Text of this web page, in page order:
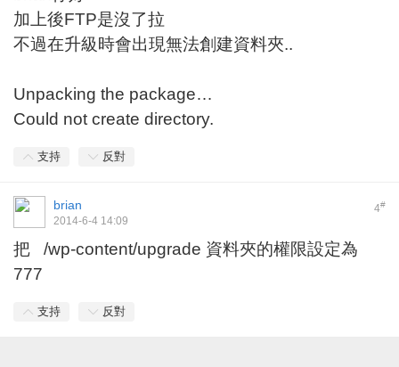
加上後FTP是沒了拉
不過在升級時會出現無法創建資料夾..
Unpacking the package…
Could not create directory.
支持 反對
4#
brian
2014-6-4 14:09
把 /wp-content/upgrade 資料夾的權限設定為
777
支持 反對